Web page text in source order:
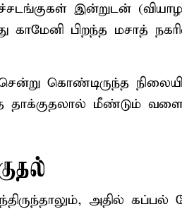
இன்றுடன்
காமேனி பிறந்த மசாத்
கொண்டிருந்த
மீண்டும்
அதில் கப்பல்